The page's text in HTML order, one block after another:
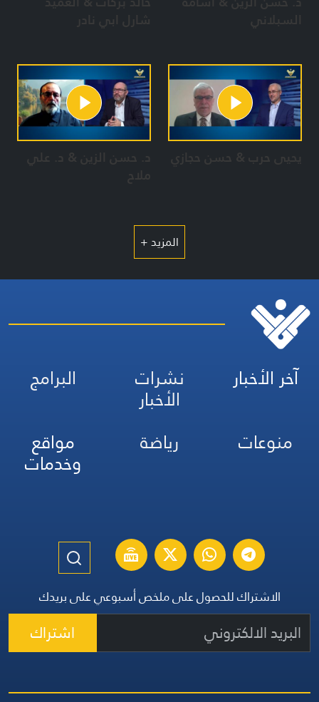
السبلاني شارل ابي نادر
يحيى حرب & حسن حجازي د. حسن الزين & د. علي
ملاح
المزيد +
آخر الأخبار نشرات
الأخبار
البرامج
منوعات
رياضة مواقع
وخدمات
الاشتراك للحصول على ملخص أسبوعي على بريدك
اشتراك